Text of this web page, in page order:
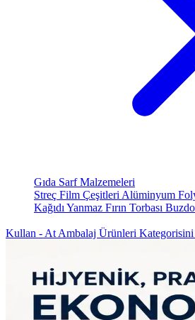
Gıda Sarf Malzemeleri
Streç Film Çeşitleri Alüminyum
Kağıdı Yanmaz Fırın Torbası
Kullan - At Ambalaj Ürünleri